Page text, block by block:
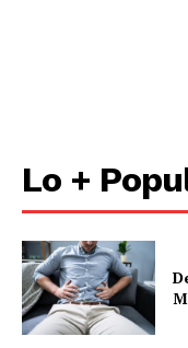
Lo +